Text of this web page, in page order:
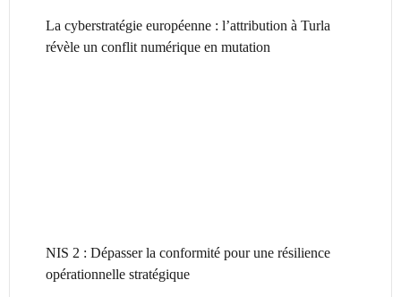
La cyberstratégie européenne : l’attribution à Turla
révèle un conflit numérique en mutation
NIS 2 : Dépasser la conformité pour une résilience
opérationnelle stratégique